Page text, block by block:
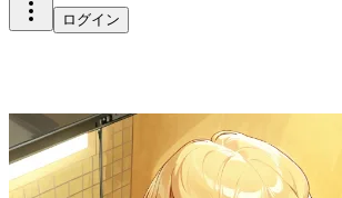
ログイン